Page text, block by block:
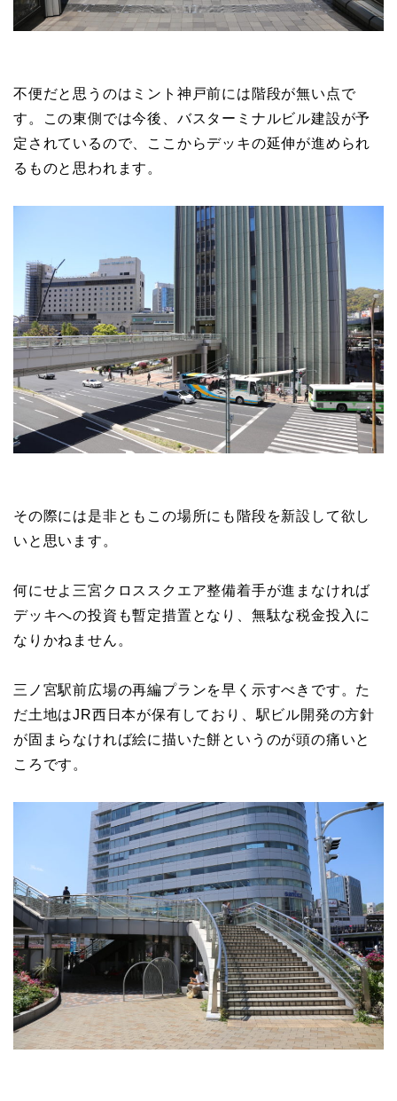
不便だと思うのはミント神戸前には階段が無い点で
す。この東側では今後、バスターミナルビル建設が予
定されているので、ここからデッキの延伸が進められ
るものと思われます。
その際には是非ともこの場所にも階段を新設して欲し
いと思います。
何にせよ三宮クロススクエア整備着手が進まなければ
デッキへの投資も暫定措置となり、無駄な税金投入に
なりかねません。
三ノ宮駅前広場の再編プランを早く示すべきです。た
だ土地はJR西日本が保有しており、駅ビル開発の方針
が固まらなければ絵に描いた餅というのが頭の痛いと
ころです。